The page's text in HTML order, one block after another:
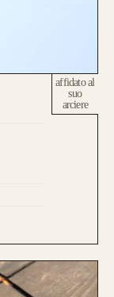
affidato al
suo
arciere